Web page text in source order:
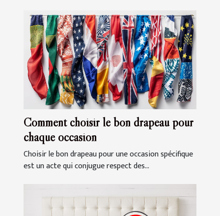
Comment choisir le bon drapeau pour
chaque occasion
Choisir le bon drapeau pour une occasion spécifique
est un acte qui conjugue respect des...